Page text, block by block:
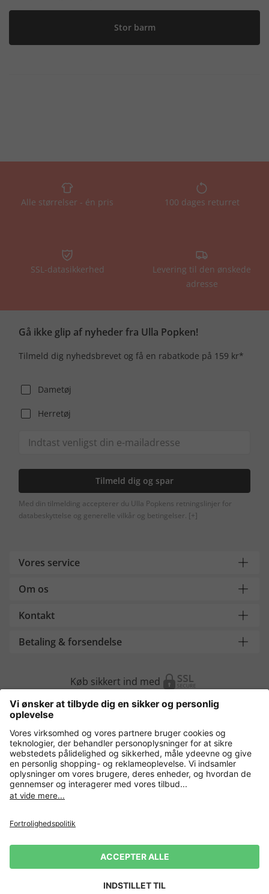
Stor barm
Alle størrelser - én pris 100 dages returret
SSL-datasikkerhed
Levering til den ønskede
adresse
Gå ikke glip af nyheder fra Ulla Popken!
Tilmeld dig nyhedsbrevet og få en rabatkode på 159 kr*
Dametøj
Herretøj
Tilmeld dig og spar
Med din tilmelding accepterer du Ulla Popkens retningslinjer for
databeskyttelse og generelle vilkår og betingelser. [+]
Vores service
Om os
Kontakt
Betaling & forsendelse
Køb sikkert ind med
Flere webshops
Danmark
Gør brug af fortrydelsesret
Virksomhedsinformation
Cookie-indstillinger